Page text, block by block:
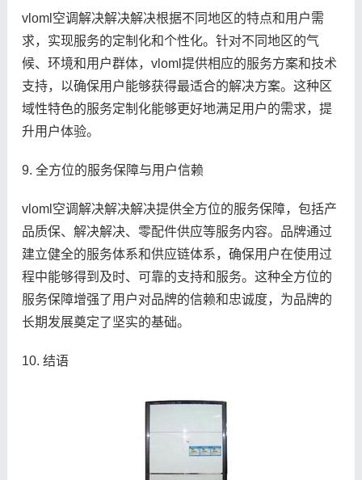
vloml空调解决解决解决根据不同地区的特点和用户需
求，实现服务的定制化和个性化。针对不同地区的气
候、环境和用户群体，vloml提供相应的服务方案和技术
支持，以确保用户能够获得最适合的解决方案。这种区
域性特色的服务定制化能够更好地满足用户的需求，提
升用户体验。
9. 全方位的服务保障与用户信赖
vloml空调解决解决解决提供全方位的服务保障，包括产
品质保、解决解决、零配件供应等服务内容。品牌通过
建立健全的服务体系和供应链体系，确保用户在使用过
程中能够得到及时、可靠的支持和服务。这种全方位的
服务保障增强了用户对品牌的信赖和忠诚度，为品牌的
长期发展奠定了坚实的基础。
10. 结语